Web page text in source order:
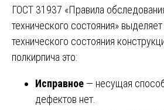
ГОСТ 31937 «Правила
технического состояния» выделяет
технического состояния
полкирпича это:
Исправное — несущая
дефектов нет.